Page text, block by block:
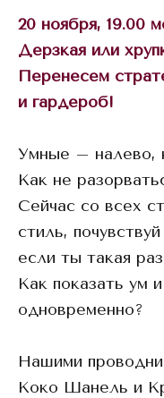
20 ноября, 19.00
Дерзкая или
Перенесем
и гардероб!
Умные – налево,
Как не
Сейчас со всех
стиль,
если ты такая
Как показать ум
одновременно?
Нашими
Коко Шанель и